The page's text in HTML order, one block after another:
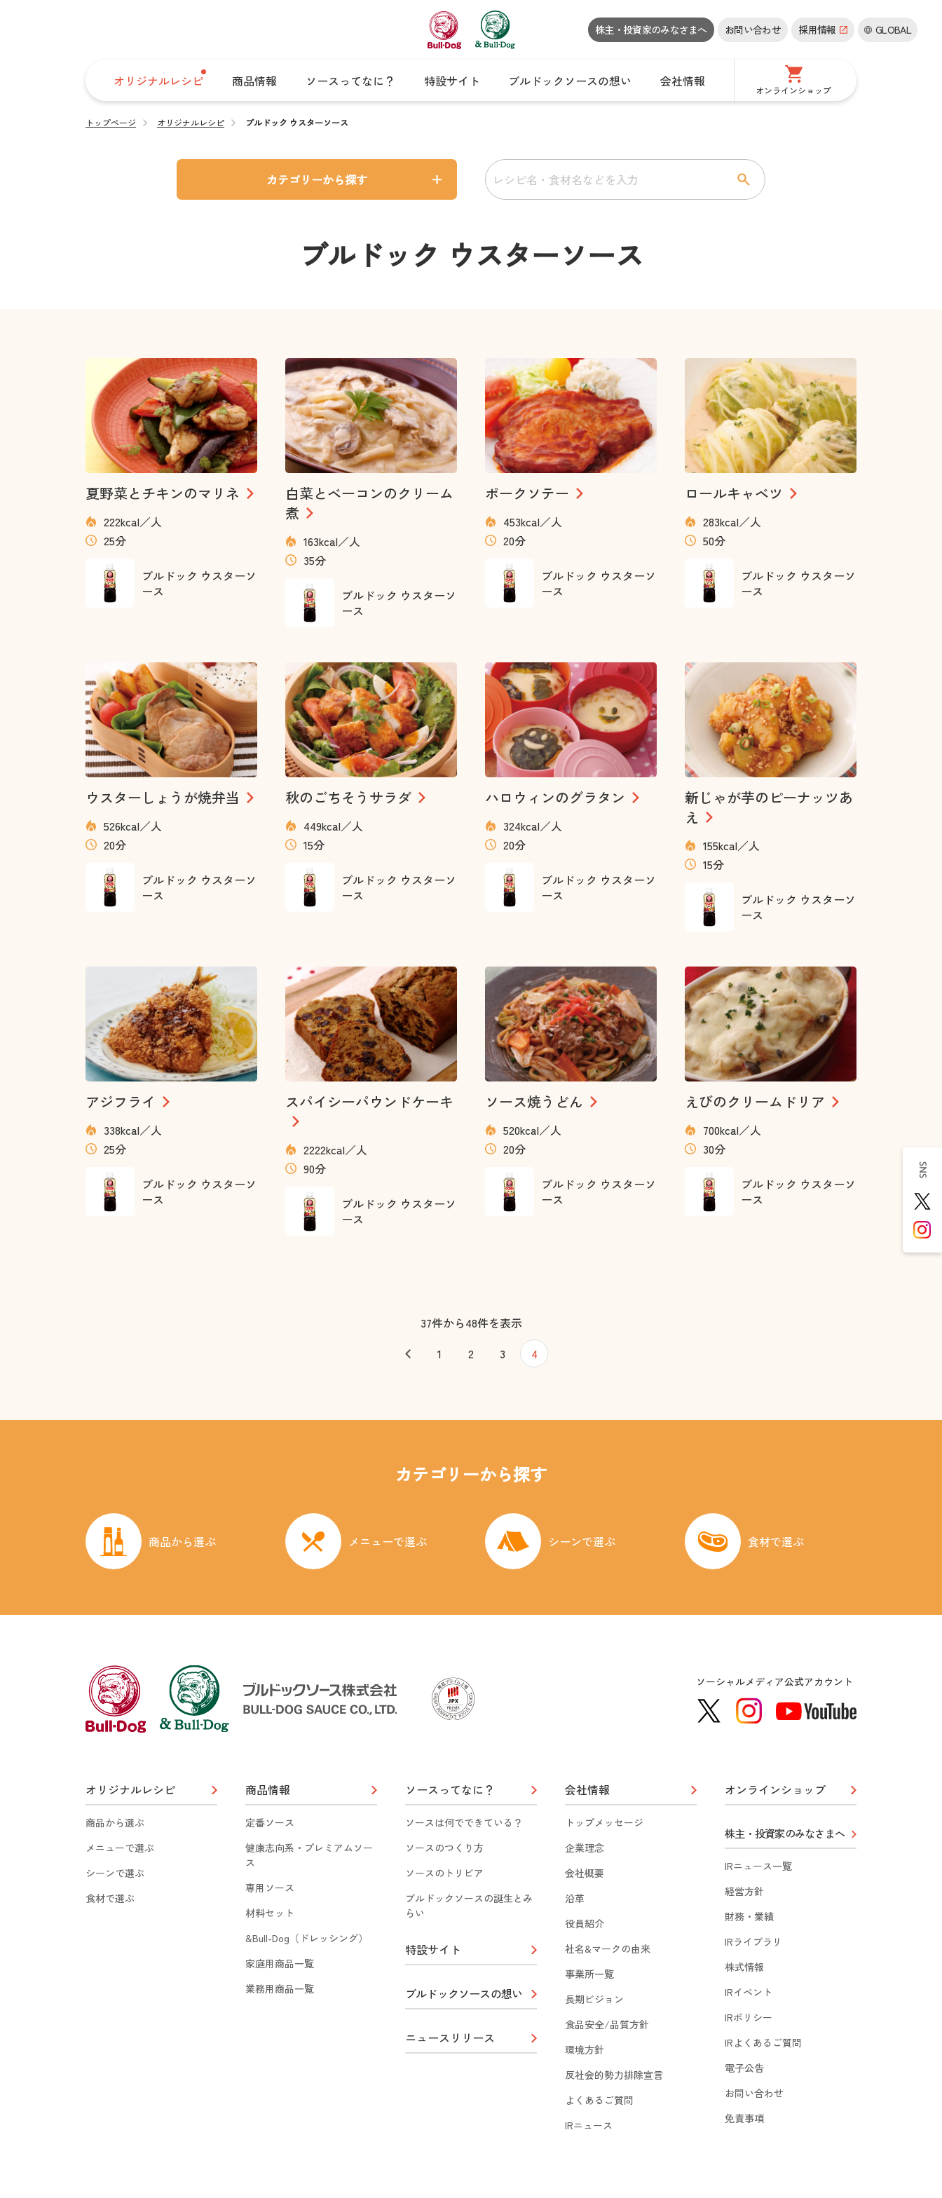
株主・投資家のみなさまへ お問い合わせ 採用情報 GLOBAL
オリジナルレシピ 商品情報 ソースってなに？ 特設サイト ブルドックソースの想い 会社情報
オンラインショップ
トップページ オリジナルレシピ ブルドック ウスターソース
カテゴリーから探す
ブルドック ウスターソース
夏野菜とチキンのマリネ
222kcal／人
25分
ブルドック ウスターソ
ース
白菜とベーコンのクリーム
煮
163kcal／人
35分
ブルドック ウスターソ
ース
ポークソテー
453kcal／人
20分
ブルドック ウスターソ
ース
ロールキャベツ
283kcal／人
50分
ブルドック ウスターソ
ース
ウスターしょうが焼弁当
526kcal／人
20分
ブルドック ウスターソ
ース
秋のごちそうサラダ
449kcal／人
15分
ブルドック ウスターソ
ース
ハロウィンのグラタン
324kcal／人
20分
ブルドック ウスターソ
ース
新じゃが芋のピーナッツあ
え
155kcal／人
15分
ブルドック ウスターソ
ース
アジフライ
338kcal／人
25分
ブルドック ウスターソ
ース
スパイシーパウンドケーキ
2222kcal／人
90分
ブルドック ウスターソ
ース
ソース焼うどん
520kcal／人
20分
ブルドック ウスターソ
ース
えびのクリームドリア
700kcal／人
30分
ブルドック ウスターソ
ース
37件から48件を表示
1
2 3 4
カテゴリーから探す
商品から選ぶ メニューで選ぶ シーンで選ぶ 食材で選ぶ
SNS
ソーシャルメディア公式アカウント
オリジナルレシピ
商品から選ぶ
メニューで選ぶ
シーンで選ぶ
食材で選ぶ
商品情報
定番ソース
健康志向系・プレミアムソー
ス
専用ソース
材料セット
&Bull-Dog（ドレッシング）
家庭用商品一覧
業務用商品一覧
ソースってなに？
ソースは何でできている？
ソースのつくり方
ソースのトリビア
ブルドックソースの誕生とみ
らい
特設サイト
ブルドックソースの想い
ニュースリリース
会社情報
トップメッセージ
企業理念
会社概要
沿革
役員紹介
社名&マークの由来
事業所一覧
長期ビジョン
食品安全/品質方針
環境方針
反社会的勢力排除宣言
よくあるご質問
IRニュース
オンラインショップ
株主・投資家のみなさまへ
IRニュース一覧
経営方針
財務・業績
IRライブラリ
株式情報
IRイベント
IRポリシー
IRよくあるご質問
電子公告
お問い合わせ
免責事項